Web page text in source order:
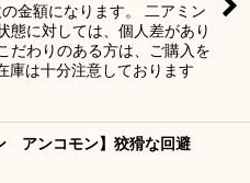
金額になります。 二アミン
態に対しては、個人差があり
だわりのある方は、ご購入を
庫は十分注意しております
アンコモン】狡猾な回避